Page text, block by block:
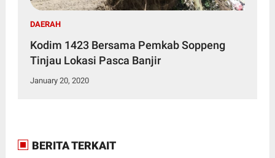
DAERAH
Kodim 1423 Bersama Pemkab Soppeng
Tinjau Lokasi Pasca Banjir
January 20, 2020
BERITA TERKAIT